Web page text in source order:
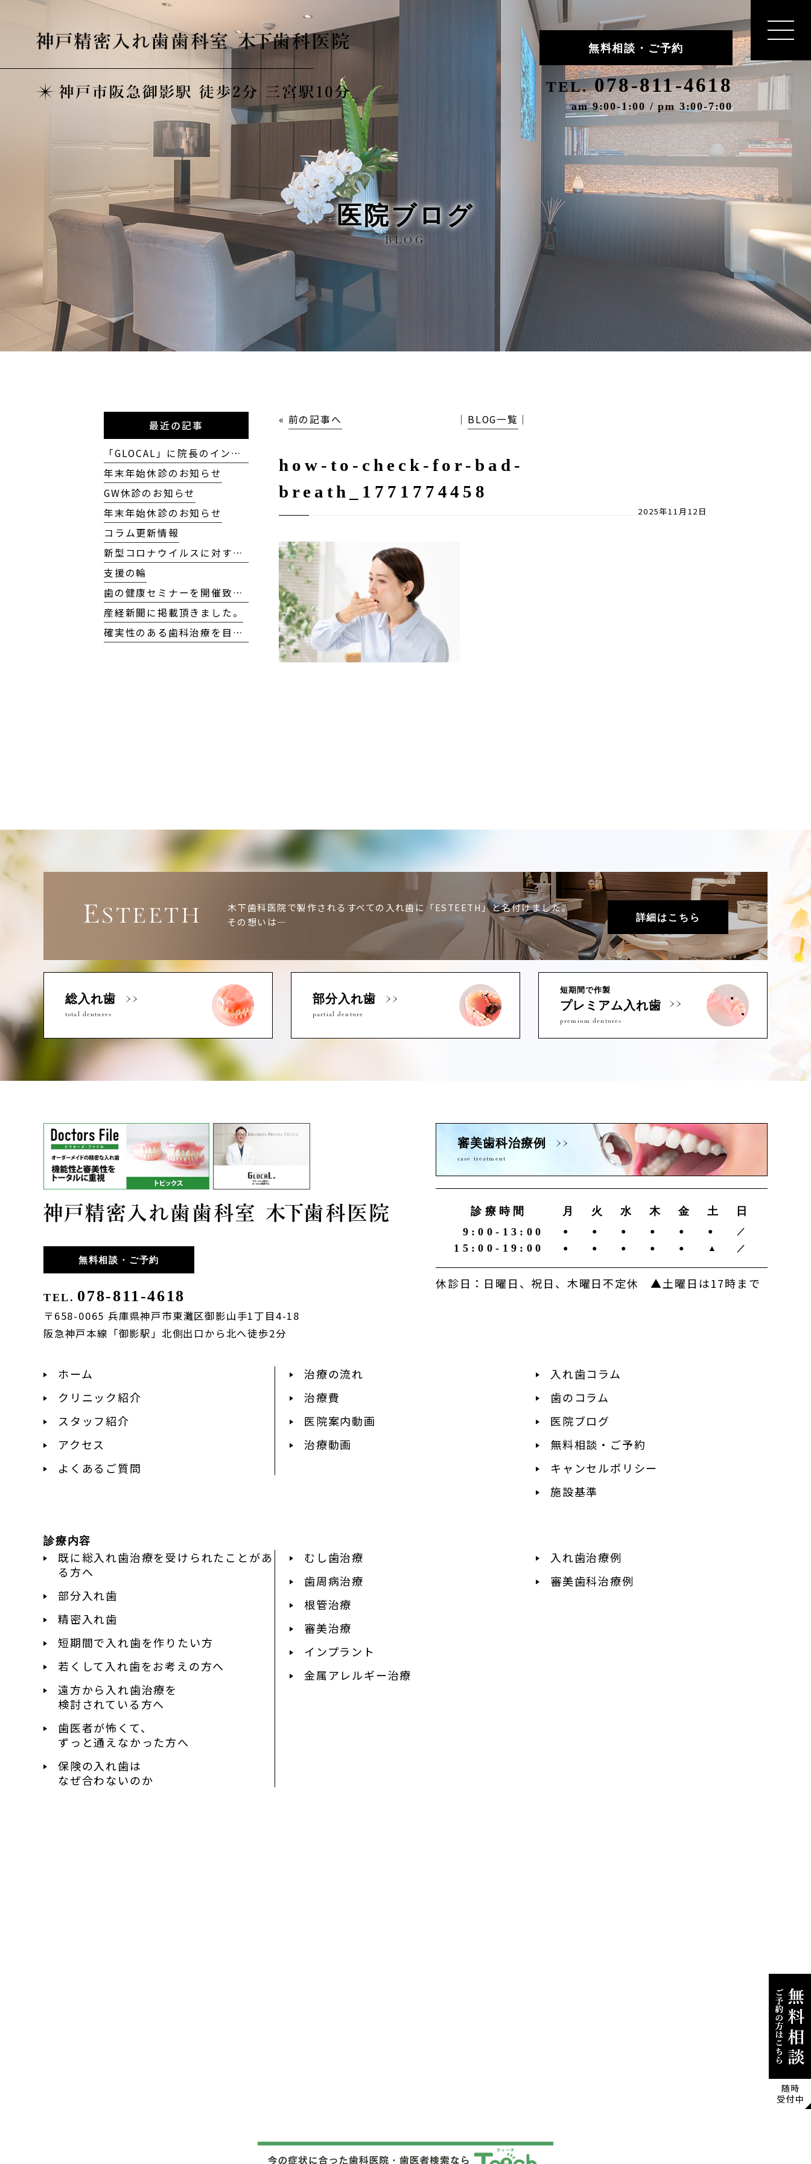
無料相談・ご予約
TEL. 078-811-4618
am 9:00-1:00 / pm 3:00-7:00
医院ブログ
BLOG
« 前の記事へ │ BLOG一覧 │
how-to-check-for-bad-
breath_1771774458
2025年11月12日
最近の記事
「GLOCAL」に院長のインタビューが掲載されました
年末年始休診のお知らせ
GW休診のお知らせ
年末年始休診のお知らせ
コラム更新情報
新型コロナウイルスに対する当院の対応方針について
支援の輪
歯の健康セミナーを開催致しました！
産経新聞に掲載頂きました。
確実性のある歯科治療を目指して
ESTEETH
木下歯科医院で製作されるすべての入れ歯に「ESTEETH」と名付けました。
その想いは―
詳細はこちら
総入れ歯
total dentures
部分入れ歯
partial denture
短期間で作製
プレミアム入れ歯
premium dentures
無料相談・ご予約
TEL. 078-811-4618
〒658-0065 兵庫県神戸市東灘区御影山手1丁目4-18
阪急神戸本線「御影駅」北側出口から北へ徒歩2分
審美歯科治療例
case treatment
診療時間 月 火 水 木 金 土
日
9:00-13:00
● ● ● ● ● ● ／
15:00-19:00 ● ● ● ● ● ▲ ／
休診日：日曜日、祝日、木曜日不定休 ▲土曜日は17時まで
ホーム
クリニック紹介
スタッフ紹介
アクセス
よくあるご質問
治療の流れ
治療費
医院案内動画
治療動画
入れ歯コラム
歯のコラム
医院ブログ
無料相談・ご予約
キャンセルポリシー
施設基準
診療内容
既に総入れ歯治療を受けられたことがあ
る方へ
部分入れ歯
精密入れ歯
短期間で入れ歯を作りたい方
若くして入れ歯をお考えの方へ
遠方から入れ歯治療を
検討されている方へ
歯医者が怖くて、
ずっと通えなかった方へ
保険の入れ歯は
なぜ合わないのか
むし歯治療
歯周病治療
根管治療
審美治療
インプラント
金属アレルギー治療
入れ歯治療例
審美歯科治療例